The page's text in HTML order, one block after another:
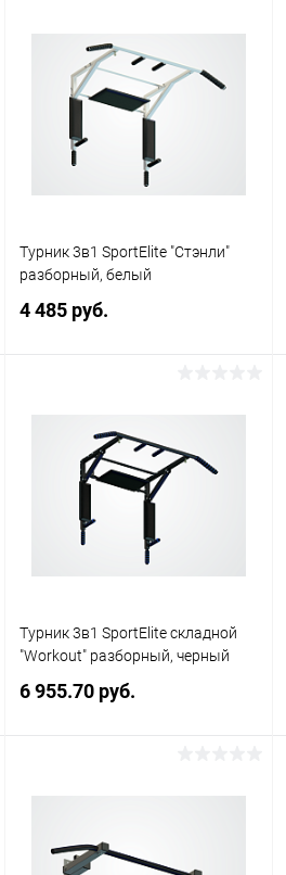
Купить в 1 клик Сравнение
В избранное
Турник 3в1 SportElite "Стэнли"
разборный, белый
4 485 руб.
Купить в 1 клик Сравнение
В избранное
Турник 3в1 SportElite складной
"Workout" разборный, черный
6 955.70 руб.
Купить в 1 клик